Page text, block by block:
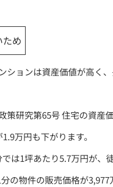
め
ョンは資産価値が高く
研究第65号 住宅の資産
万円も下がります。
は1坪あたり5.7万円が、
の物件の販売価格が